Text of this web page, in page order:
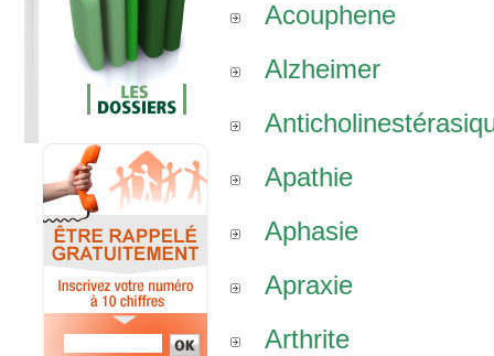
Acouphene
Alzheimer
Apathie
Aphasie
Apraxie
Arthrite